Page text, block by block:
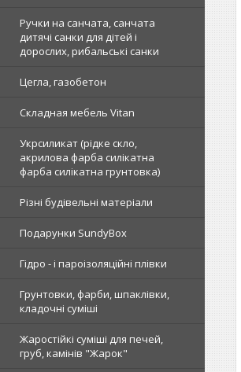
Ручки на санчата, санчата
дитячі санки для дітей і
дорослих, рибальські санки
Цегла, газобетон
Складная мебель Vitan
Укрсиликат (рідке скло,
акрилова фарба силікатна
фарба силікатна грунтовка)
Різні будівельні матеріали
Подарунки SundyBox
Гідро - і пароізоляційні плівки
Грунтовки, фарби, шпаклівки,
кладочні суміші
Жаростійкі суміші для печей,
груб, камінів "Жарок"